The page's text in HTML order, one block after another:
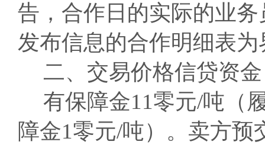
告，合作日的实际的业
发布信息的合作明细表为
二、交易价格信贷资金
有保障金11零元/吨（
障金1零元/吨）。卖方